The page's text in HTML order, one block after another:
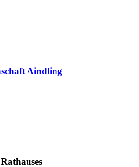
Aindling